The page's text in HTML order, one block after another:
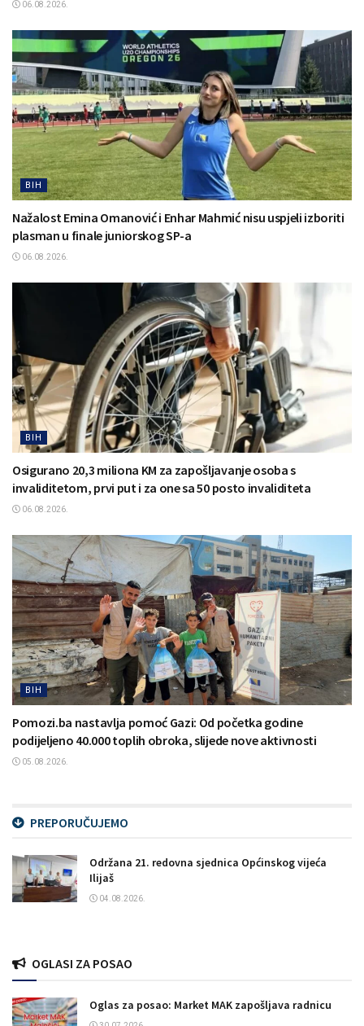
06.08.2026.
BIH
Nažalost Emina Omanović i Enhar Mahmić nisu uspjeli izboriti
plasman u finale juniorskog SP-a
06.08.2026.
BIH
Osigurano 20,3 miliona KM za zapošljavanje osoba s
invaliditetom, prvi put i za one sa 50 posto invaliditeta
06.08.2026.
BIH
Pomozi.ba nastavlja pomoć Gazi: Od početka godine
podijeljeno 40.000 toplih obroka, slijede nove aktivnosti
05.08.2026.
PREPORUČUJEMO
Održana 21. redovna sjednica Općinskog vijeća
Ilijaš
04.08.2026.
OGLASI ZA POSAO
Oglas za posao: Market MAK zapošljava radnicu